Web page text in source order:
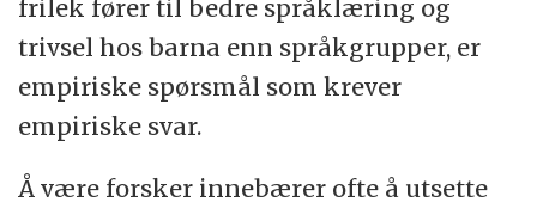
frilek fører til bedre språklæring og
trivsel hos barna enn språkgrupper, er
empiriske spørsmål som krever
empiriske svar.
Å være forsker innebærer ofte å utsette